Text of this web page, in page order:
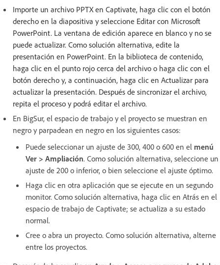
Importe un archivo PPTX en Captivate, haga clic con el botón
derecho en la diapositiva y seleccione Editar con Microsoft
PowerPoint. La ventana de edición aparece en blanco y no se
puede actualizar. Como solución alternativa, edite la
presentación en PowerPoint. En la biblioteca de contenido,
haga clic en el punto rojo cerca del archivo o haga clic con el
botón derecho y, a continuación, haga clic en Actualizar para
actualizar la presentación. Después de sincronizar el archivo,
repita el proceso y podrá editar el archivo.
En BigSur, el espacio de trabajo y el proyecto se muestran en
negro y parpadean en negro en los siguientes casos:
Puede seleccionar un ajuste de 300, 400 o 600 en el menú
Ver > Ampliación. Como solución alternativa, seleccione un
ajuste de 200 o inferior, o bien seleccione el ajuste óptimo.
Haga clic en otra aplicación que se ejecute en un segundo
monitor. Como solución alternativa, haga clic en Atrás en el
espacio de trabajo de Captivate; se actualiza a su estado
normal.
Cree o abra un proyecto. Como solución alternativa, alterne
entre los proyectos.